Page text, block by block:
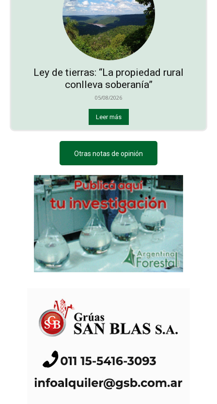
Ley de tierras: “La propiedad rural
conlleva soberanía”
05/08/2026
Leer más
Otras notas de opinión